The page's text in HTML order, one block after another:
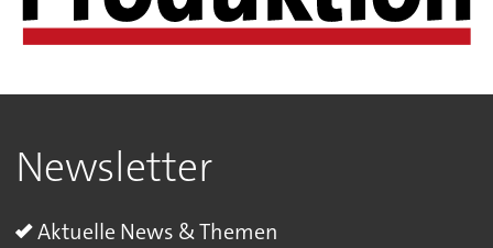
Newsletter
Aktuelle News & Themen